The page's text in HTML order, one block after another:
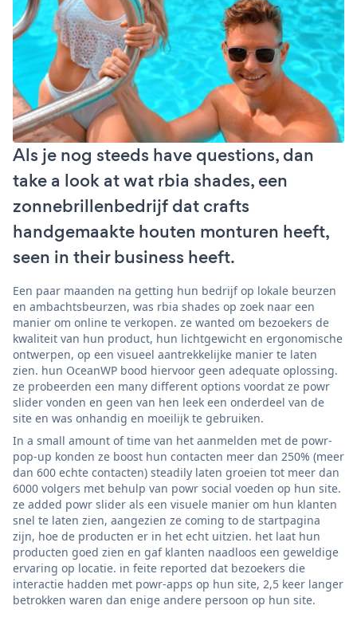
Als je nog steeds have questions, dan
take a look at wat rbia shades, een
zonnebrillenbedrijf dat crafts
handgemaakte houten monturen heeft,
seen in their business heeft.
Een paar maanden na getting hun bedrijf op lokale beurzen
en ambachtsbeurzen, was rbia shades op zoek naar een
manier om online te verkopen. ze wanted om bezoekers de
kwaliteit van hun product, hun lichtgewicht en ergonomische
ontwerpen, op een visueel aantrekkelijke manier te laten
zien. hun OceanWP bood hiervoor geen adequate oplossing.
ze probeerden een many different options voordat ze powr
slider vonden en geen van hen leek een onderdeel van de
site en was onhandig en moeilijk te gebruiken.
In a small amount of time van het aanmelden met de powr-
pop-up konden ze boost hun contacten meer dan 250% (meer
dan 600 echte contacten) steadily laten groeien tot meer dan
6000 volgers met behulp van powr social voeden op hun site.
ze added powr slider als een visuele manier om hun klanten
snel te laten zien, aangezien ze coming to de startpagina
zijn, hoe de producten er in het echt uitzien. het laat hun
producten goed zien en gaf klanten naadloos een geweldige
ervaring op locatie. in feite reported dat bezoekers die
interactie hadden met powr-apps op hun site, 2,5 keer langer
betrokken waren dan enige andere persoon op hun site.